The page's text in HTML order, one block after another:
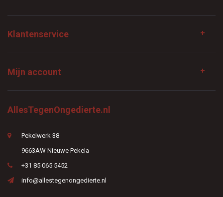
Klantenservice
Mijn account
AllesTegenOngedierte.nl
Pekelwerk 38
9663AW Nieuwe Pekela
+31 85 065 5452
info@allestegenongedierte.nl